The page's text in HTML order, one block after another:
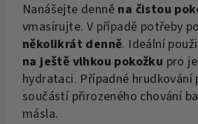
Nanášejte denně na čistou
vmasírujte. V případě potřeby
několikrát denně. Ideální
na ještě vlhkou pokožku pro
hydrataci. Případné hrudkování
součástí přirozeného chování
másla.